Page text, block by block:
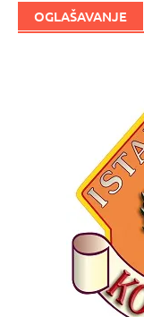
OGLAŠAVANJE